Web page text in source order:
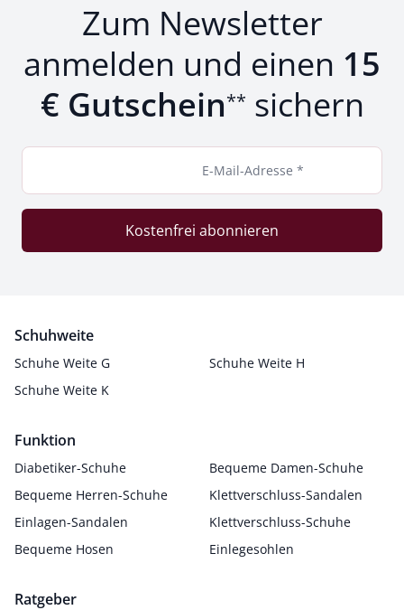
Zum Newsletter
anmelden und einen 15
€ Gutschein** sichern
E-Mail-Adresse *
Kostenfrei abonnieren
Schuhweite
Schuhe Weite G
Schuhe Weite H
Schuhe Weite K
Funktion
Diabetiker-Schuhe
Bequeme Damen-Schuhe
Bequeme Herren-Schuhe
Klettverschluss-Sandalen
Einlagen-Sandalen
Klettverschluss-Schuhe
Bequeme Hosen
Einlegesohlen
Ratgeber